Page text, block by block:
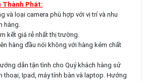
Thành Phát:
và loại camera phù hợp với vị trí và nhu
hàng.
kết giá rẻ nhất thị trường.
hàng đầu nói không với hàng kém chất
dẫn tận tình cho Quý khách hàng sử
thoại, Ipad, máy tính bàn và laptop. Hướng